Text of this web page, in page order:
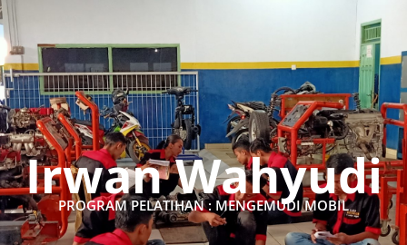
Irwan Wahyudi
PROGRAM PELATIHAN : MENGEMUDI MOBIL